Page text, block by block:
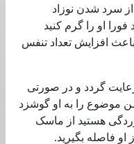
سرد شدن نوزاد
او را گرم کنید
افزایش‌ تعداد تنفس‌
گردد و در صورتی‌
موضوع را به‌ او گوشزد
هستید از ماسک‌
او فاصله‌ بگیرید.